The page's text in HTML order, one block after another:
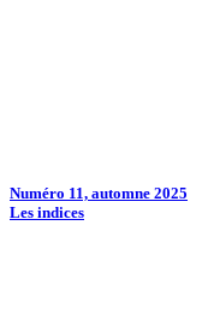
Numéro 11, automne 2025
Les indices